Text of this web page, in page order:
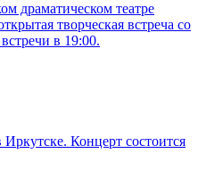
драматическом театре
творческая встреча со
в 19:00.
Концерт состоится